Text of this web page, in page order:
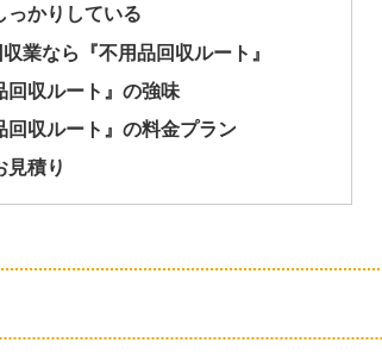
っかりしている
業なら『不用品回収ルート』
回収ルート』の強味
回収ルート』の料金プラン
見積り